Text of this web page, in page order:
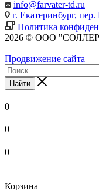
info@farvater-td.ru
г. Екатеринбург,
Политика
2026 © ООО "СОЛЛЕР"
Продвижение сайта
Найти
0
0
0
Корзина